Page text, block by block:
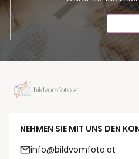
NEHMEN SIE MIT UNS DEN
info@bildvomfoto.at